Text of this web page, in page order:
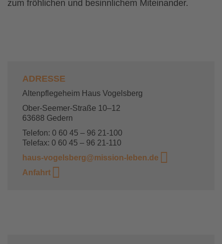
zum fröhlichen und besinnlichem Miteinander.
ADRESSE
Altenpflegeheim Haus Vogelsberg
Ober-Seemer-Straße 10–12
63688 Gedern
Telefon: 0 60 45 – 96 21-100
Telefax: 0 60 45 – 96 21-110
haus-vogelsberg@mission-leben.de
Anfahrt